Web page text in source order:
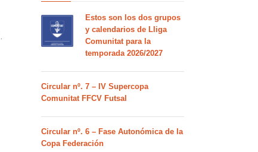
Estos son los dos grupos
y calendarios de Lliga
Comunitat para la
temporada 2026/2027
Circular nº. 7 – IV Supercopa
Comunitat FFCV Futsal
Circular nº. 6 – Fase Autonómica de la
Copa Federación